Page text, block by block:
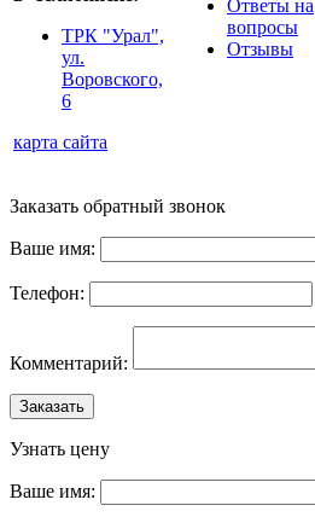
ТРК "Урал",
ул.
Воровского,
6
карта сайта
Ответы на
вопросы
Отзывы
Заказать обратный звонок
Ваше имя:
Телефон:
Комментарий:
Заказать
Узнать цену
Ваше имя: